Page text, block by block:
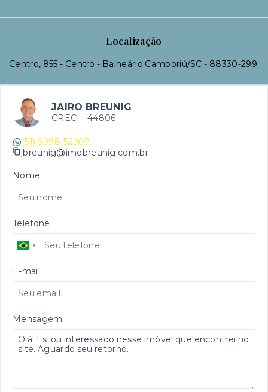
Localização
Centro, 855 - Centro - Balneário Camboriú/SC - 88330-299
JAIRO BREUNIG
CRECI - 44806
(51) 9998-52907
jbreunig@imobreunig.com.br
Nome
Telefone
E-mail
Mensagem